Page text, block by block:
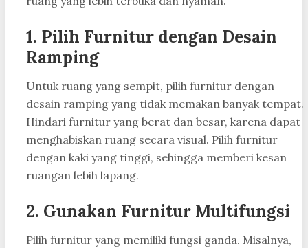
1. Pilih Furnitur dengan Desain
Ramping
Untuk ruang yang sempit, pilih furnitur dengan
desain ramping yang tidak memakan banyak tempat.
Hindari furnitur yang berat dan besar, karena dapat
menghabiskan ruang secara visual. Pilih furnitur
dengan kaki yang tinggi, sehingga memberi kesan
ruangan lebih lapang.
2. Gunakan Furnitur Multifungsi
Pilih furnitur yang memiliki fungsi ganda. Misalnya,